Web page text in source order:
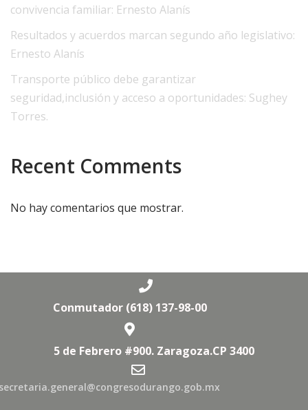
convivencia familiar: Ernesto Alanís
Resultados y acuerdos marcan segundo año legislativo:
Ernesto Alanís
Transporte público debe garantizar
seguridad,inclusión y acceso a oportunidades: Sughey
Torres.
Recent Comments
No hay comentarios que mostrar.
Conmutador (618) 137-98-00
5 de Febrero #900. Zaragoza.CP 3400